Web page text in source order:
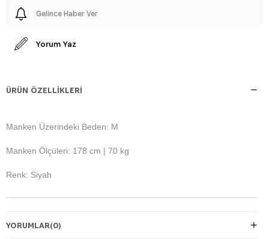
Gelince Haber Ver
Yorum Yaz
ÜRÜN ÖZELLIKLERI
Manken Üzerindeki Beden: M
Manken Ölçüleri: 178 cm | 70 kg
Renk: Siyah
YORUMLAR(0)